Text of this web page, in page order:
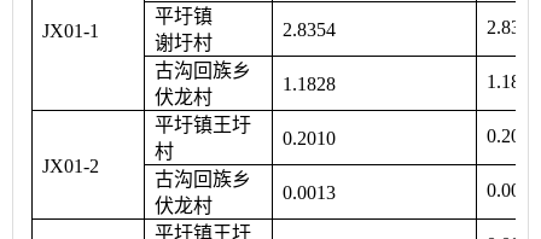
JX01-1
平圩镇
谢圩村
2.8354 2.8354
古沟回族乡
伏龙村
1.1828 1.1828
JX01-2
平圩镇王圩
村
0.2010 0.2010
古沟回族乡
伏龙村
0.0013 0.0013
平圩镇王圩